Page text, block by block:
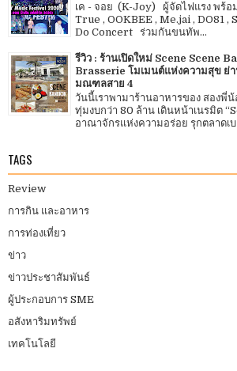
เค - จอย (K-Joy) ผู้จัดไฟแรง พร้
True , OOKBEE , Me.jai , DO81 ,
Do Concert ร่วมกันขนทัพ...
รีวิว : ร้านเปิดใหม่ Scene Scene
Brasserie โมเมนต์แห่งความสุข ย่
มณฑลสาย 4
วันนี้เราพามาร้านอาหารของ สองพี่น้
ทุ่มงบกว่า 80 ล้าน เดินหน้าเนรมิต
อาณาจักรแห่งความอร่อย รุกตลาดเบ
TAGS
Review
การกิน และอาหาร
การท่องเที่ยว
ข่าว
ข่าวประชาสัมพันธ์
ผู้ประกอบการ SME
อสังหาริมทรัพย์
เทคโนโลยี